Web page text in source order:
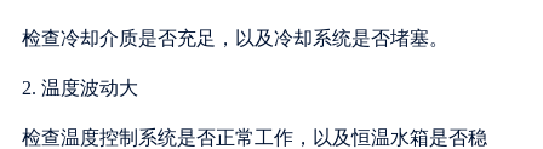
检查冷却介质是否充足，以及冷却系统是否堵塞。
2. 温度波动大
检查温度控制系统是否正常工作，以及恒温水箱是否稳